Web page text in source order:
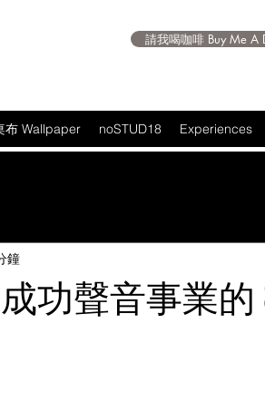
請我喝咖啡 Buy Me A
布 Wallpaper noSTUD18 Experiences
功聲音事業的
鐘